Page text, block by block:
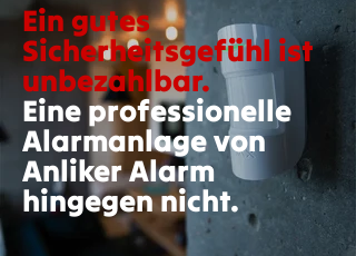
Ein gutes
Sicherheitsgefühl ist
unbezahlbar.
Eine professionelle
Alarmanlage von
Anliker Alarm
hingegen nicht.